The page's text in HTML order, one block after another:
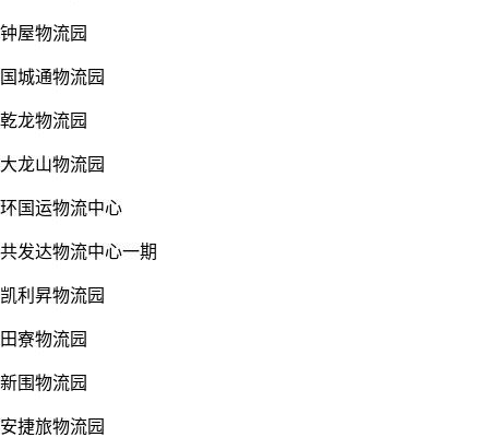
钟屋物流园
国城通物流园
乾龙物流园
大龙山物流园
环国运物流中心
共发达物流中心一期
凯利昇物流园
田寮物流园
新围物流园
安捷旅物流园